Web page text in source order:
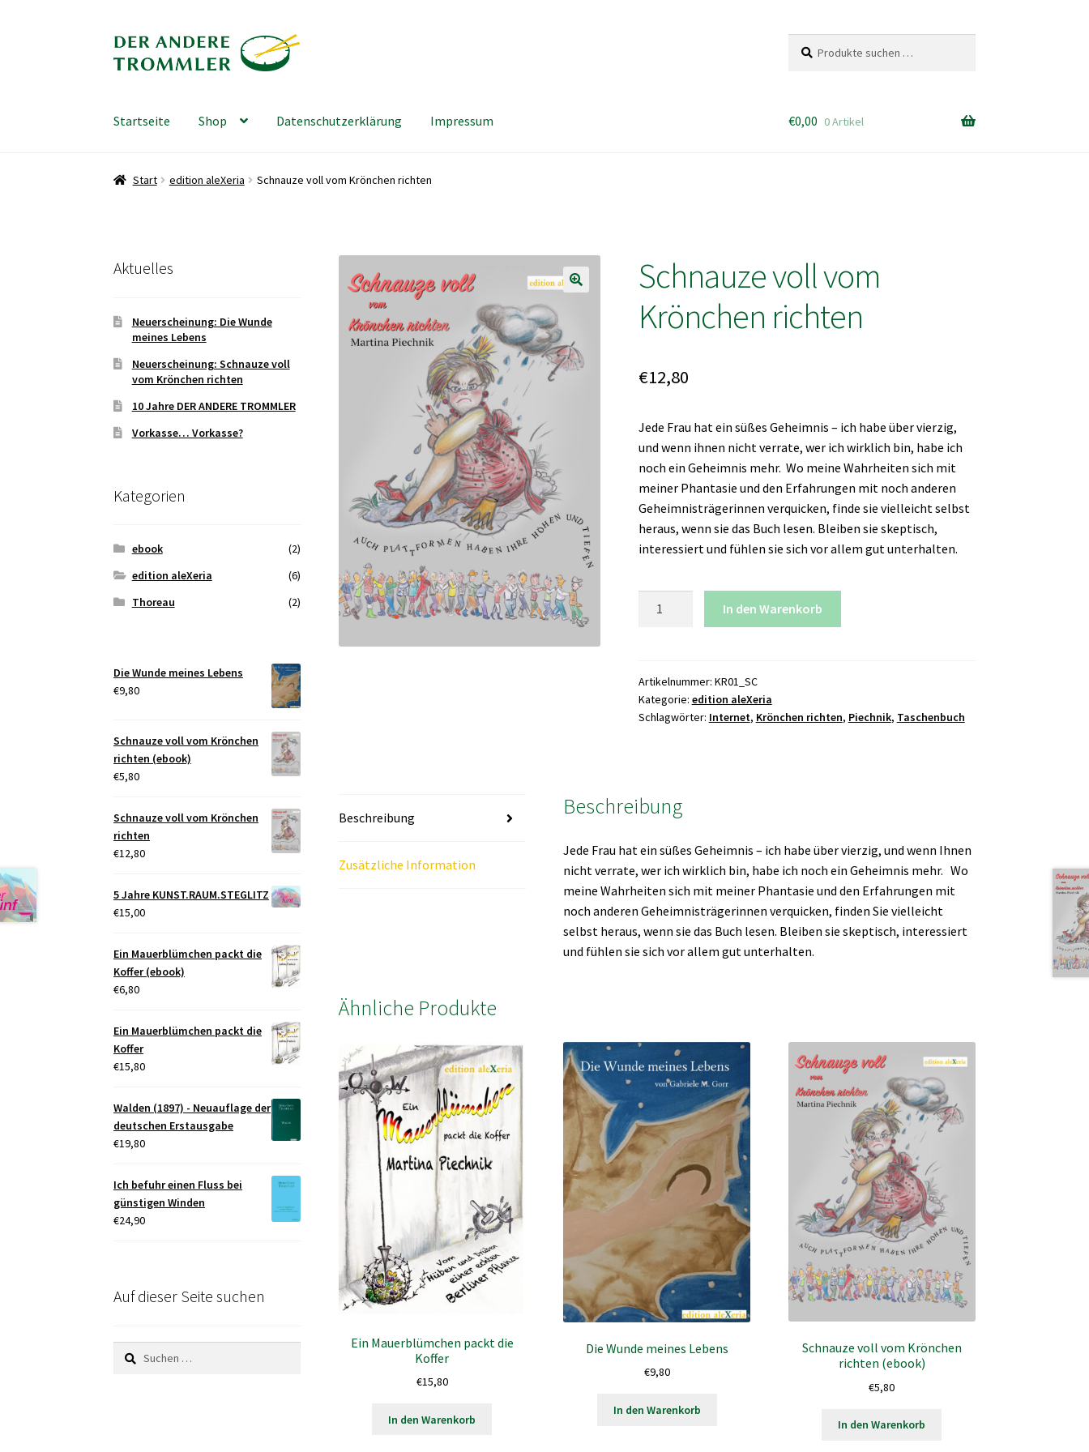
Zur
Navigation
Zum
Inhalt
nach:
Startseite Shop Datenschutzerklärung Impressum €0,00 0 Artikel
Start edition aleXeria Schnauze voll vom Krönchen richten
Schnauze voll vom
Krönchen richten
€12,80
Jede Frau hat ein süßes Geheimnis – ich habe über vierzig,
und wenn ihnen nicht verrate, wer ich wirklich bin, habe ich
noch ein Geheimnis mehr. Wo meine Wahrheiten sich mit
meiner Phantasie und den Erfahrungen mit noch anderen
Geheimnisträgerinnen verquicken, finde sie vielleicht selbst
heraus, wenn sie das Buch lesen. Bleiben sie skeptisch,
interessiert und fühlen sie sich vor allem gut unterhalten.
richten
Menge
In den Warenkorb
Artikelnummer: KR01_SC
Kategorie: edition aleXeria
Schlagwörter: Internet, Krönchen richten, Piechnik, Taschenbuch
Beschreibung
Zusätzliche Information
Beschreibung
Jede Frau hat ein süßes Geheimnis – ich habe über vierzig, und wenn Ihnen
nicht verrate, wer ich wirklich bin, habe ich noch ein Geheimnis mehr. Wo
meine Wahrheiten sich mit meiner Phantasie und den Erfahrungen mit
noch anderen Geheimnisträgerinnen verquicken, finden Sie vielleicht
selbst heraus, wenn sie das Buch lesen. Bleiben sie skeptisch, interessiert
und fühlen sie sich vor allem gut unterhalten.
Ähnliche Produkte
Ein Mauerblümchen packt die
Koffer
€15,80
In den Warenkorb
Die Wunde meines Lebens
€9,80
In den Warenkorb
Schnauze voll vom Krönchen
richten (ebook)
€5,80
In den Warenkorb
Aktuelles
Neuerscheinung: Die Wunde
meines Lebens
Neuerscheinung: Schnauze voll
vom Krönchen richten
10 Jahre DER ANDERE TROMMLER
Vorkasse… Vorkasse?
Kategorien
ebook
(2)
edition aleXeria
(6)
Thoreau
(2)
Die Wunde meines Lebens
€9,80
Schnauze voll vom Krönchen
richten (ebook)
€5,80
Schnauze voll vom Krönchen
richten
€12,80
5 Jahre KUNST.RAUM.STEGLITZ
€15,00
Ein Mauerblümchen packt die
Koffer (ebook)
€6,80
Ein Mauerblümchen packt die
Koffer
€15,80
Walden (1897) - Neuauflage der
deutschen Erstausgabe
€19,80
Ich befuhr einen Fluss bei
günstigen Winden
€24,90
Auf dieser Seite suchen
Suchen
nach: